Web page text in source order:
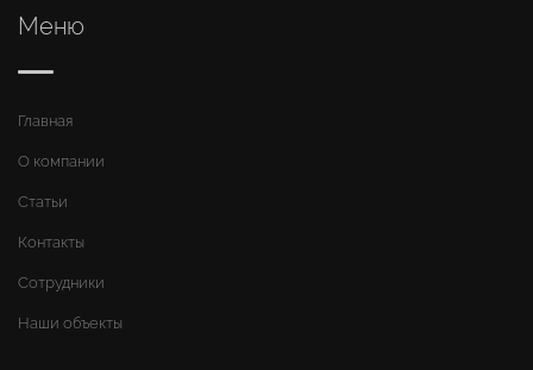
Меню
Главная
О компании
Статьи
Контакты
Сотрудники
Наши объекты